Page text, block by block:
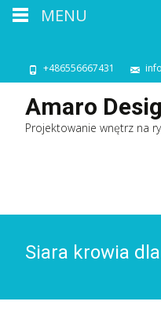
+486556667431
Amaro
Projektowanie wnętrz na
Siara krowia
MENU